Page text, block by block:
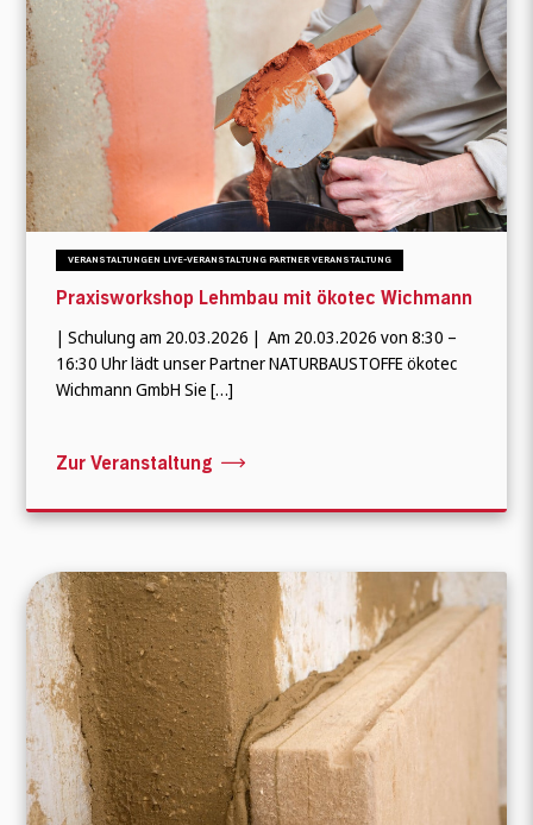
VERANSTALTUNGEN LIVE-VERANSTALTUNG PARTNER VERANSTALTUNG
Praxisworkshop Lehmbau mit ökotec Wichmann
| Schulung am 20.03.2026 | Am 20.03.2026 von 8:30 –
16:30 Uhr lädt unser Partner NATURBAUSTOFFE ökotec
Wichmann GmbH Sie […]
Zur Veranstaltung